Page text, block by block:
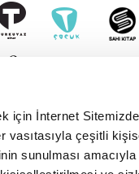
için İnternet
vasıtasıyla çeşitli
sunulması